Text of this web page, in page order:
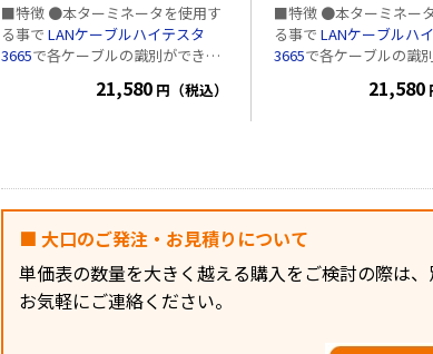
■特徴 ●本ターミネータを使用す
る事で LANケーブルハイテスタ
3665で各ケーブルの識別ができる
21,580 円（税込）
■特徴 ●本ターミネー
る事で LANケーブルハ
3665で各ケーブルの識
21,580
■ 大口のご発注・お見積りについて
単価表の数量を大きく越える購入をご検討の際は、
お気軽にご連絡ください。